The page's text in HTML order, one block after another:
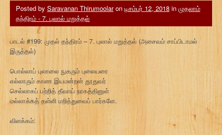
Posted by Saravanan Thirumoolaron டிசம்பர் 12, 2018 in முதலாம்
தந்திரம் - 7. புலால் மறுத்தல்
பாடல் #199: முதல் தந்திரம் – 7. புலால் மறுத்தல் (அசைவம் சாப்பிடாமல்
இருத்தல்)
பொல்லாப் புலாலை நுகரும் புலையரை
எல்லாரும் காண இயமன்றன் தூதுவர்
செல்லாகப் பற்றித் தீவாய் நரகத்தினுள்
மல்லாக்கத் தள்ளி மறித்துவைப் பார்களே.
விளக்கம்: